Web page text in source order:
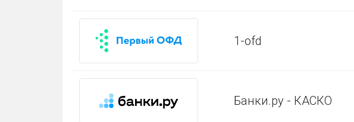
1-ofd
Банки.ру - КАСКО